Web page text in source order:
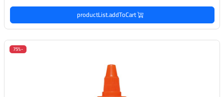
productList.addToCart
-75%